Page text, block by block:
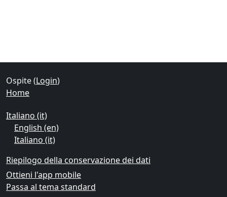
Ospite (Login)
Home
Italiano ‎(it)‎
English ‎(en)‎
Italiano ‎(it)‎
Riepilogo della conservazione dei dati
Ottieni l'app mobile
Passa al tema standard